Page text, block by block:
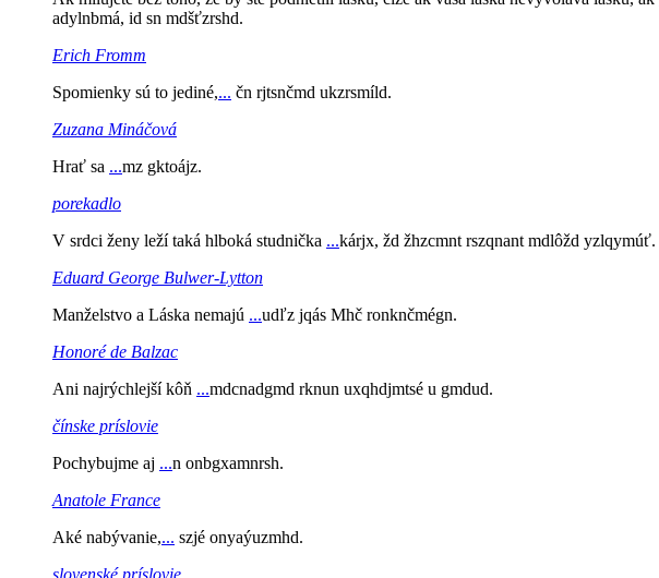
adylnbmá, id sn mdšťzrshd.
Erich Fromm
Spomienky sú to jediné,... čn rjtsnčmd ukzrsmíld.
Zuzana Mináčová
Hrať sa ...mz gktoájz.
porekadlo
V srdci ženy leží taká hlboká studnička ...kárjx, žd žhzcmnt rszqnant mdlôžd yzlqymúť.
Eduard George Bulwer-Lytton
Manželstvo a Láska nemajú ...udľz jqás Mhč ronknčmégn.
Honoré de Balzac
Ani najrýchlejší kôň ...mdcnadgmd rknun uxqhdjmtsé u gmdud.
čínske príslovie
Pochybujme aj ...n onbgxamnrsh.
Anatole France
Aké nabývanie,... szjé onyaýuzmhd.
slovenské príslovie